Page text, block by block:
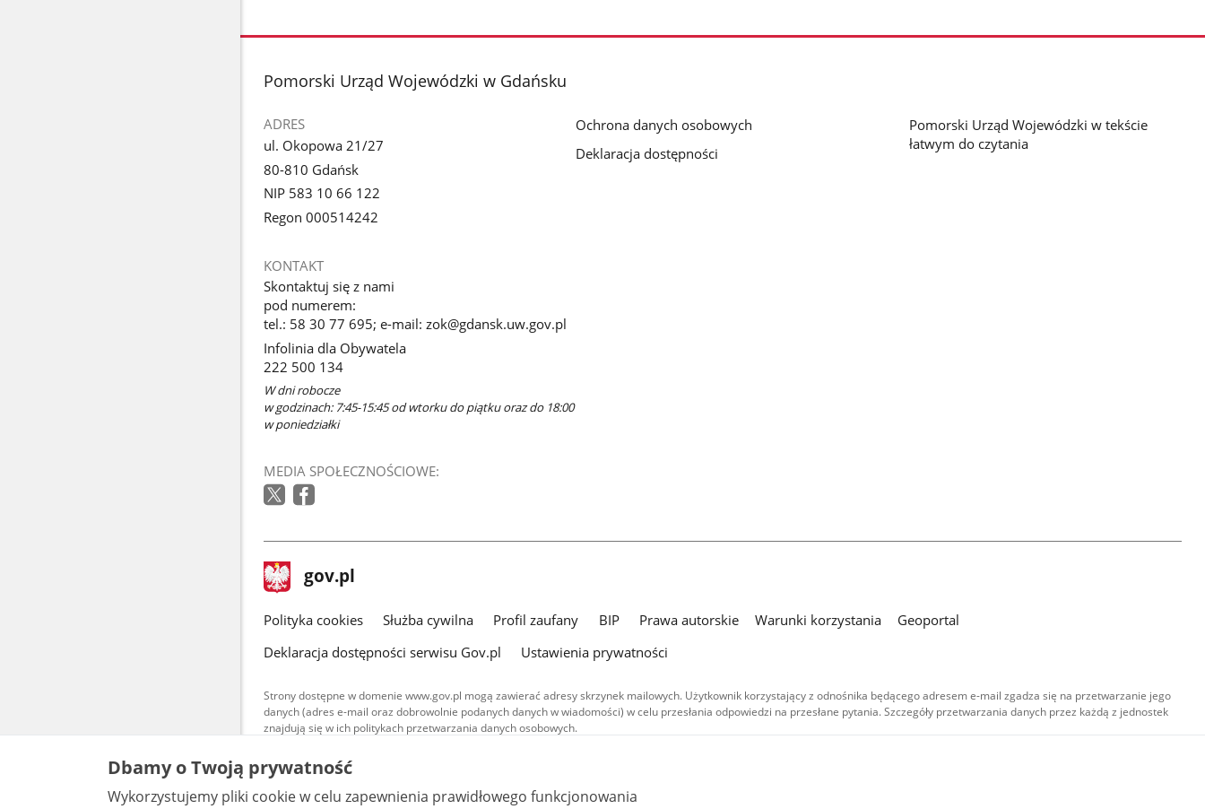
stopka
Pomorski Urząd Wojewódzki w Gdańsku
ADRES
ul. Okopowa 21/27
80-810 Gdańsk
NIP 583 10 66 122
Regon 000514242
KONTAKT
Skontaktuj się z nami
pod numerem:
tel.: 58 30 77 695; e-mail: zok@gdansk.uw.gov.pl
Infolinia dla Obywatela
222 500 134
W dni robocze
w godzinach: 7:45-15:45 od wtorku do piątku oraz do 18:00
w poniedziałki
MEDIA SPOŁECZNOŚCIOWE:
Ochrona danych osobowych
Deklaracja dostępności
Pomorski Urząd Wojewódzki w tekście
łatwym do czytania
stopka
gov.pl Strona
gov.pl
gov.pl
Polityka cookies Służba cywilna Profil zaufany BIP Prawa autorskie Warunki korzystania
Geoportal
Deklaracja dostępności serwisu Gov.pl
Ustawienia prywatności
Strony dostępne w domenie www.gov.pl mogą zawierać adresy skrzynek mailowych. Użytkownik korzystający z odnośnika będącego adresem e-mail zgadza się na przetwarzanie jego
danych (adres e-mail oraz dobrowolnie podanych danych w wiadomości) w celu przesłania odpowiedzi na przesłane pytania. Szczegóły przetwarzania danych przez każdą z jednostek
znajdują się w ich politykach przetwarzania danych osobowych.
Treści tekstowe publikowane w serwisie (z wyłączeniem treści audiowizualnych), są
udostępniane na licencji typu Creative Commons: uznanie autorstwa - na tych samych
warunkach 4.0 (CC BY-SA 4.0). Materiały audiowizualne, w tym zdjęcia, materiały audio i wideo,
są udostępniane na licencji typu Creative Commons: uznanie autorstwa użycie niekomercyjne -
Dbamy o Twoją prywatność
Wykorzystujemy pliki cookie w celu zapewnienia prawidłowego funkcjonowania